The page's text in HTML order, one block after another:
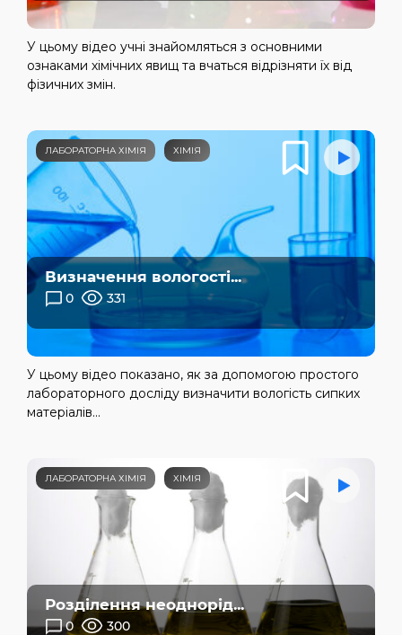
У цьому відео учні знайомляться з основними
ознаками хімічних явищ та вчаться відрізняти їх від
фізичних змін.
ЛАБОРАТОРНА ХІМІЯ ХІМІЯ
Визначення вологості...
0 331
У цьому відео показано, як за допомогою простого
лабораторного досліду визначити вологість сипких
матеріалів...
ЛАБОРАТОРНА ХІМІЯ ХІМІЯ
Розділення неоднорід...
0 300